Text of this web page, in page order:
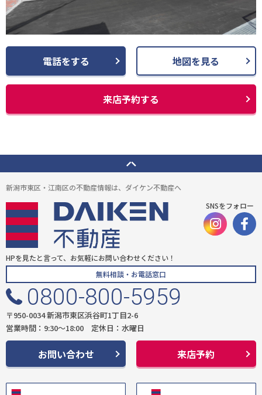
電話をする 地図を見る
来店予約する
新潟市東区・江南区の不動産情報は、ダイケン不動産へ
SNSをフォロー
HPを見たと言って、お気軽にお問い合わせください！
無料相談・お電話窓口
0800-800-5959
〒950-0034 新潟市東区浜谷町1丁目2-6
営業時間：9:30〜18:00 定休日：水曜日
お問い合わせ 来店予約